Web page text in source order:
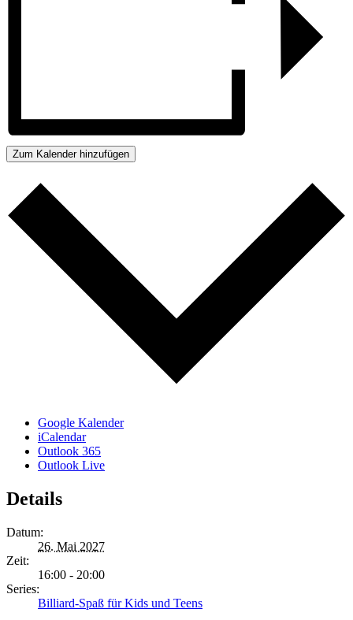
Zum Kalender hinzufügen
Google Kalender
iCalendar
Outlook 365
Outlook Live
Details
Datum:
26. Mai 2027
Zeit:
16:00 - 20:00
Series:
Billiard-Spaß für Kids und Teens